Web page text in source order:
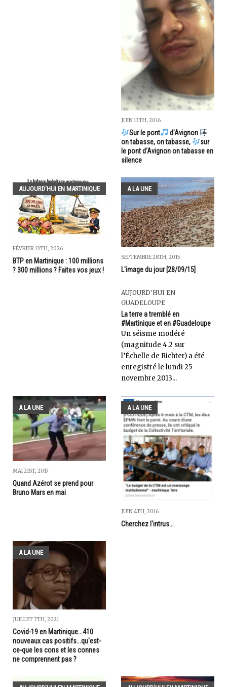
JUIN 13TH, 2016
Sur le pont
d'Avignon
on tabasse, on tabasse,
sur
le pont d'Avignon on tabasse en
silence
AUJOURD'HUI EN MARTINIQUE
FÉVRIER 13TH, 2026
BTP en Martinique : 100 millions
? 300 millions ? Faites vos jeux !
A LA UNE
SEPTEMBRE 28TH, 2015
L'image du jour [28/09/15]
AUJOURD'HUI EN
GUADELOUPE
La terre a tremblé en
#Martinique et en #Guadeloupe
Un séisme modéré
(magnitude 4.2 sur
l’Échelle de Richter) a été
enregistré le lundi 25
novembre 2013...
A LA UNE
MAI 21ST, 2017
Quand Azérot se prend pour
Bruno Mars en mai
A LA UNE
JUIN 4TH, 2016
Cherchez l'intrus...
A LA UNE
JUILLET 7TH, 2021
Covid-19 en Martinique...410
nouveaux cas positifs...qu'est-
ce-que les cons et les connes
ne comprennent pas ?